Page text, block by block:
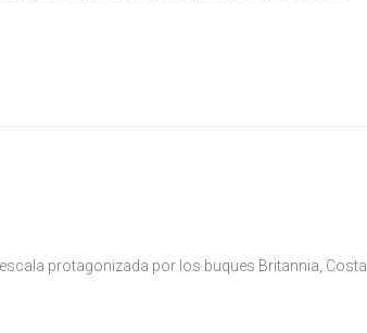
protagonizada por los buques Britannia, Costa